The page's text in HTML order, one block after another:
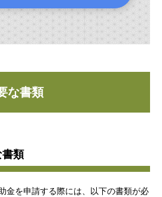
な書類
書類
金を申請する際には、以下の書類が必